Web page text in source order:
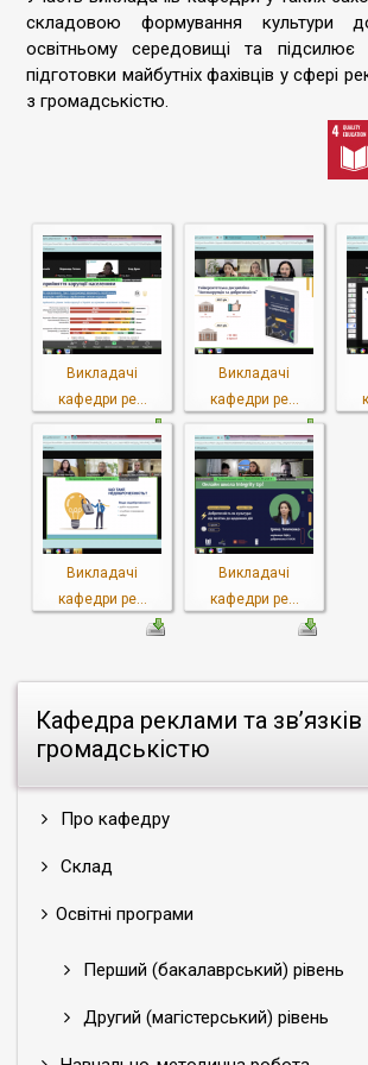
Кафедра реклами та зв’язків
громадськістю
Про кафедру
Склад
Освітні програми
Перший (бакалаврський) рівень
Другий (магістерський) рівень
складовою формування культури
освітньому середовищі та підсилює
підготовки майбутніх фахівців у сфері
з громадськістю.
Викладачі
кафедри ре...
Викладачі
кафедри ре...
Викладачі
кафедри ре...
Викладачі
кафедри ре...